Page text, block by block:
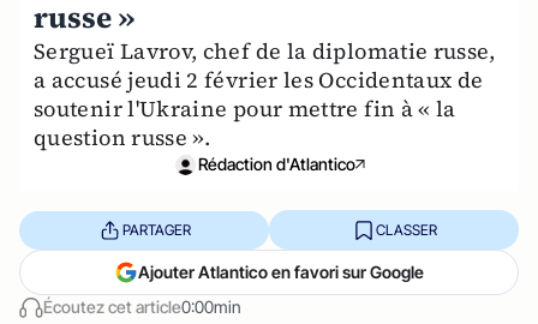
russe »
Sergueï Lavrov, chef de la diplomatie russe,
a accusé jeudi 2 février les Occidentaux de
soutenir l'Ukraine pour mettre fin à « la
question russe ».
Rédaction d'Atlantico
Écoutez cet article0:00min
PARTAGER CLASSER
Ajouter Atlantico en favori sur Google